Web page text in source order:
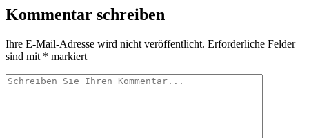
Kommentar schreiben
Ihre E-Mail-Adresse wird nicht veröffentlicht. Erforderliche Felder
sind mit * markiert